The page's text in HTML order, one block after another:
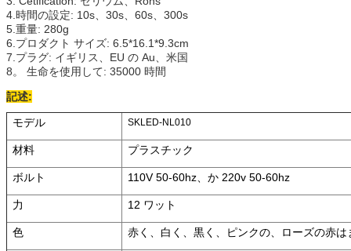
4.時間の設定: 10s、30s、60s、300s
5.重量: 280g
6.プロダクト サイズ: 6.5*16.1*9.3cm
7.プラグ: イギリス、EU の Au、米国
8。 生命を使用して: 35000 時間
記述:
モデル SKLED-NL010
材料 プラスチック
ボルト 110V 50-60hz、か 220v 50-60hz
力 12 ワット
色 赤く、白く、黒く、ピンクの、ローズの赤